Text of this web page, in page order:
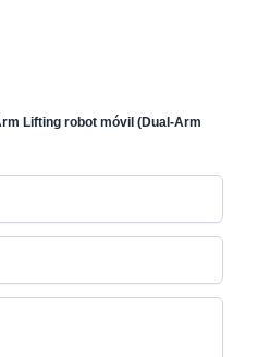
Lifting robot móvil (Dual-Arm